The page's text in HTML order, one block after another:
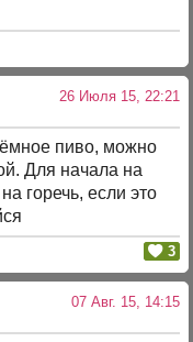
26 Июля 15, 22:21
пиво, можно
Для начала на
горечь, если это
3
07 Авг. 15, 14:15